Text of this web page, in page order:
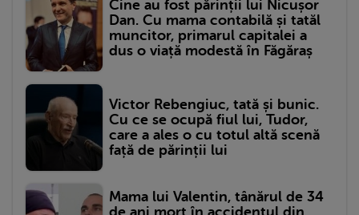
Cine au fost părinții lui Nicușor
Dan. Cu mama contabilă și tatăl
muncitor, primarul capitalei a
dus o viață modestă în Făgăraș
Victor Rebengiuc, tată și bunic.
Cu ce se ocupă fiul lui, Tudor,
care a ales o cu totul altă scenă
față de părinții lui
Mama lui Valentin, tânărul de 34
de ani mort în accidentul din